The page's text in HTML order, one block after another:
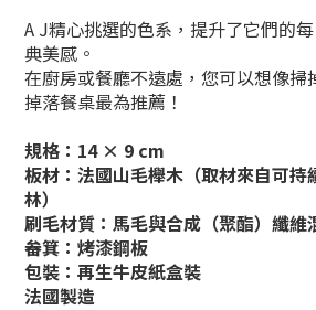
A J精心挑選的色系，提升了它們的
典美感。
在廚房或餐廳不遠處，您可以想像掃
掉落餐桌最為推薦！
規格：14 × 9 cm
板材 ： 法國山毛櫸木 （取材來自可
林）
刷毛材質 ： 馬毛與合成（聚酯）纖維
畚箕 ： 烤漆鋼板
包裝 ： 再生牛皮紙盒裝
法國製造